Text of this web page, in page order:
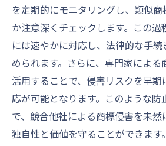
を定期的にモニタリングし、類似
か注意深くチェックします。この
には速やかに対応し、法律的な手
められます。さらに、専門家による
活用することで、侵害リスクを早
応が可能となります。このような防
で、競合他社による商標侵害を未然
独自性と価値を守ることができます。